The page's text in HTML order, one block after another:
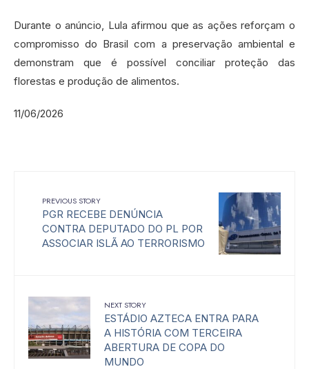
Durante o anúncio, Lula afirmou que as ações reforçam o
compromisso do Brasil com a preservação ambiental e
demonstram que é possível conciliar proteção das
florestas e produção de alimentos.
11/06/2026
PREVIOUS STORY
PGR RECEBE DENÚNCIA
CONTRA DEPUTADO DO PL POR
ASSOCIAR ISLÃ AO TERRORISMO
NEXT STORY
ESTÁDIO AZTECA ENTRA PARA
A HISTÓRIA COM TERCEIRA
ABERTURA DE COPA DO
MUNDO